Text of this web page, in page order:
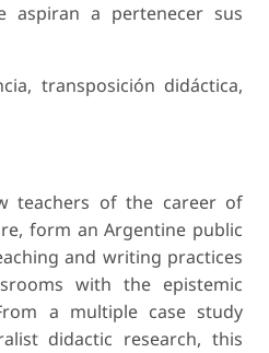
aspiran a pertenecer sus
transposición didáctica,
teachers of the career of
form an Argentine public
and writing practices
with the epistemic
a multiple case study
didactic research, this